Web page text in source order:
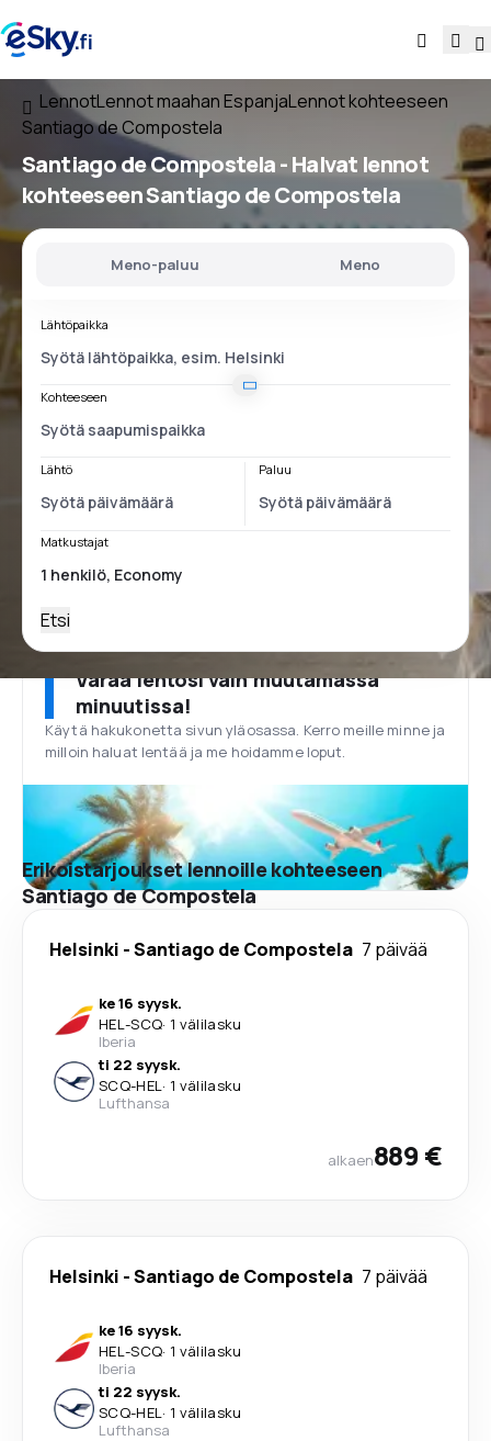
LennotLennot maahan EspanjaLennot kohteeseen
Santiago de Compostela
Santiago de Compostela - Halvat lennot
kohteeseen Santiago de Compostela
Meno-paluu Meno
Lähtöpaikka
Kohteeseen
Lähtö Paluu
Matkustajat
Etsi
Varaa lentosi vain muutamassa
minuutissa!
Käytä hakukonetta sivun yläosassa. Kerro meille minne ja
milloin haluat lentää ja me hoidamme loput.
Erikoistarjoukset lennoille kohteeseen
Santiago de Compostela
Helsinki -Santiago de Compostela 7 päivää
ke 16 syysk.
HEL-SCQ· 1 välilasku
Iberia
ti 22 syysk.
SCQ-HEL· 1 välilasku
Lufthansa
alkaen889 €
Helsinki -Santiago de Compostela 7 päivää
ke 16 syysk.
HEL-SCQ· 1 välilasku
Iberia
ti 22 syysk.
SCQ-HEL· 1 välilasku
Lufthansa